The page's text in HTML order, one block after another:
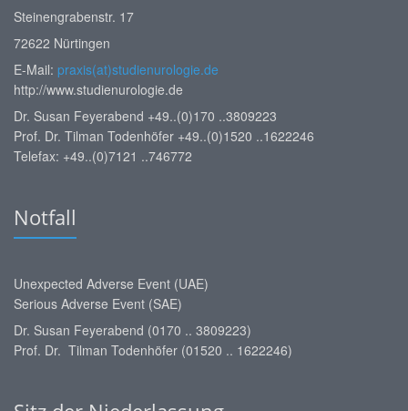
Steinengrabenstr. 17
72622 Nürtingen
E-Mail: praxis(at)studienurologie.de
http://www.studienurologie.de
Dr. Susan Feyerabend +49..(0)170 ..3809223
Prof. Dr. Tilman Todenhöfer +49..(0)1520 ..1622246
Telefax: +49..(0)7121 ..746772
Notfall
Unexpected Adverse Event (UAE)
Serious Adverse Event (SAE)
Dr. Susan Feyerabend (0170 .. 3809223)
Prof. Dr. Tilman Todenhöfer (01520 .. 1622246)